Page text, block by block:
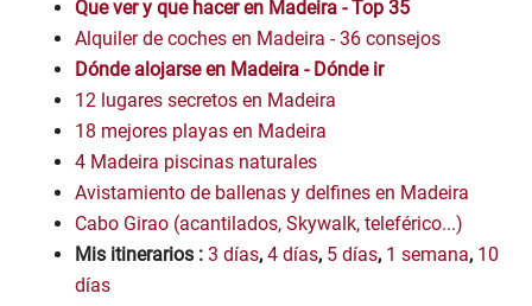
Que ver y que hacer en Madeira - Top 35
Alquiler de coches en Madeira - 36 consejos
Dónde alojarse en Madeira - Dónde ir
12 lugares secretos en Madeira
18 mejores playas en Madeira
4 Madeira piscinas naturales
Avistamiento de ballenas y delfines en Madeira
Cabo Girao (acantilados, Skywalk, teleférico...)
Mis itinerarios :3 días,4 días, 5 días, 1 semana, 10
días